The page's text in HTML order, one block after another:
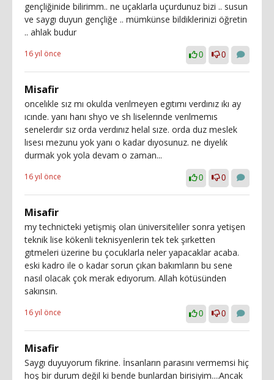
gençliğinide bilirimm.. ne uçaklarla uçurdunuz bizi .. susun
ve saygı duyun gençliğe .. mümkünse bildiklerinizi öğretin
.. ahlak budur
16 yıl önce 0 0
Misafir
oncelıkle sız mı okulda verılmeyen egıtımı verdınız ıkı ay
ıcınde. yanı hanı shyo ve sh liselerınde verılmemıs
senelerdır sız orda verdınız helal sıze. orda duz meslek
lısesı mezunu yok yanı o kadar dıyosunuz. ne dıyelık
durmak yok yola devam o zaman...
16 yıl önce 0 0
Misafir
my technicteki yetişmiş olan üniversiteliler sonra yetişen
teknik lise kökenli teknisyenlerin tek tek şırketten
gıtmeleri üzerine bu çocuklarla neler yapacaklar acaba.
eski kadro ile o kadar sorun çıkan bakımların bu sene
nasıl olacak çok merak edıyorum. Allah kötüsünden
sakınsın.
16 yıl önce 0 0
Misafir
Saygı duyuyorum fikrine. İnsanların parasını vermemsi hiç
hoş bir durum değil ki bende bunlardan birisiyim....Ancak